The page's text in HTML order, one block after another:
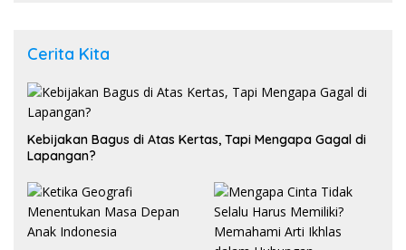
Cerita Kita
Kebijakan Bagus di Atas Kertas, Tapi Mengapa Gagal di
Lapangan?